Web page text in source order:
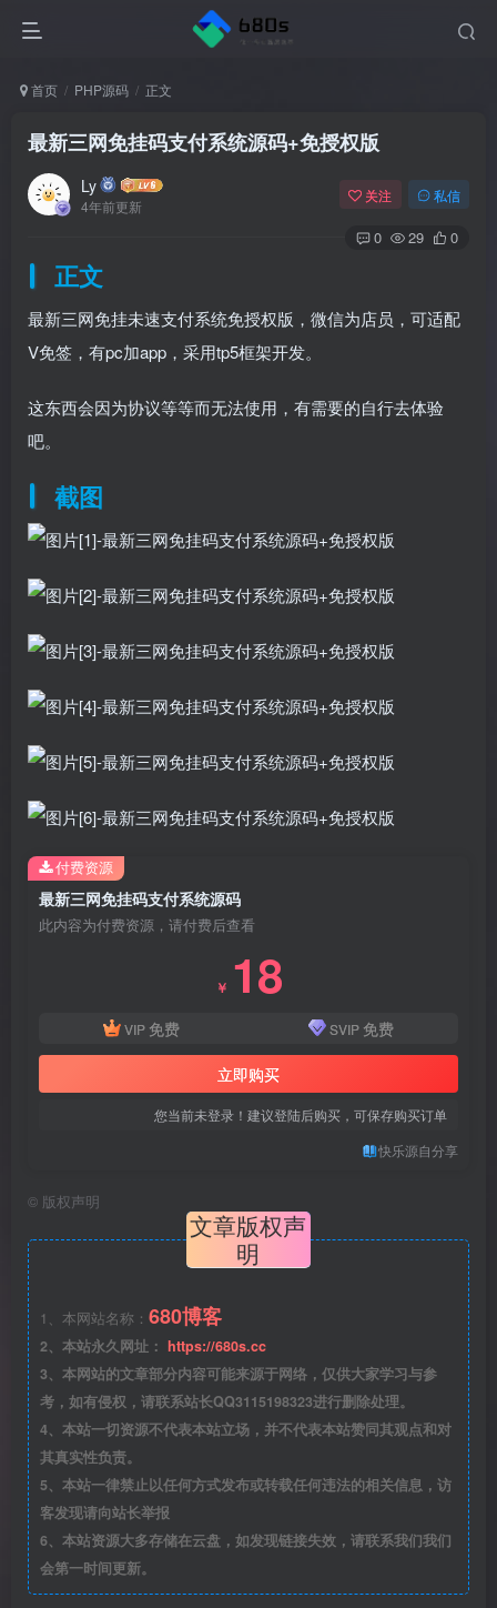
首页 PHP源码 正文
最新三网免挂码支付系统源码+免授权版
Ly
4年前更新
关注 私信
0 29 0
正文
最新三网免挂未速支付系统免授权版，微信为店员，可适配
V免签，有pc加app，采用tp5框架开发。
这东西会因为协议等等而无法使用，有需要的自行去体验
吧。
截图
最新三网免挂码支付系统源码
此内容为付费资源，请付费后查看
￥ 18
VIP 免费 SVIP 免费
立即购买
您当前未登录！建议登陆后购买，可保存购买订单
快乐源自分享
付费资源
© 版权声明
文章版权声
明
1、本网站名称： 680博客
2、本站永久网址： https://680s.cc
3、本网站的文章部分内容可能来源于网络，仅供大家学习与参
考，如有侵权，请联系站长QQ3115198323进行删除处理。
4、本站一切资源不代表本站立场，并不代表本站赞同其观点和对
其真实性负责。
5、本站一律禁止以任何方式发布或转载任何违法的相关信息，访
客发现请向站长举报
6、本站资源大多存储在云盘，如发现链接失效，请联系我们我们
会第一时间更新。